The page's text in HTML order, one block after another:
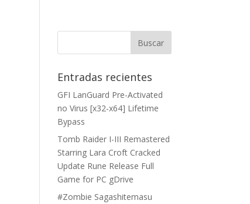
Entradas recientes
GFI LanGuard Pre-Activated
no Virus [x32-x64] Lifetime
Bypass
Tomb Raider I-III Remastered
Starring Lara Croft Cracked
Update Rune Release Full
Game for PC gDrive
#Zombie Sagashitemasu